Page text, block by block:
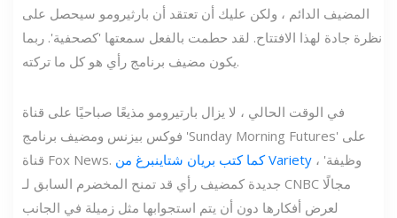
المضيف الدائم ، ولكن عليك أن تعتقد أن بارثيرومو سيحصل على
نظرة جادة لهذا الافتتاح. لقد حطمت بالفعل سمعتها 'كصحفية'. ربما
يكون مضيف برنامج رأي هو كل ما تركته.
في الوقت الحالي ، لا يزال بارتيرومو مذيعًا صباحيًا على قناة
فوكس بيزنس ومضيف برنامج 'Sunday Morning Futures' على
قناة Fox News.
كما كتب بريان شتاينبرغ من Variety ، 'وظيفة
جديدة كمضيف رأي قد تمنح المخضرم السابق لـ CNBC مجالًا
لعرض أفكارها دون أن يتم استجوابها مثل زميلة في الجانب